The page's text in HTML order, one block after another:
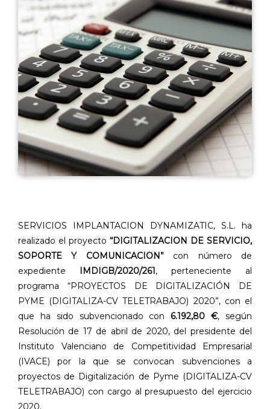
SERVICIOS IMPLANTACION DYNAMIZATIC, S.L. ha
realizado el proyecto “DIGITALIZACION DE SERVICIO,
SOPORTE Y COMUNICACION”con número de
expediente
IMDIGB/2020/261, perteneciente al
programa “PROYECTOS DE DIGITALIZACIÓN DE
PYME (DIGITALIZA-CV TELETRABAJO) 2020”, con el
que ha sido subvencionado con 6.192,80 €, según
Resolución de 17 de abril de 2020, del presidente del
Instituto Valenciano de Competitividad Empresarial
(IVACE) por la que se convocan subvenciones a
proyectos de Digitalización de Pyme (DIGITALIZA-CV
TELETRABAJO) con cargo al presupuesto del ejercicio
2020.